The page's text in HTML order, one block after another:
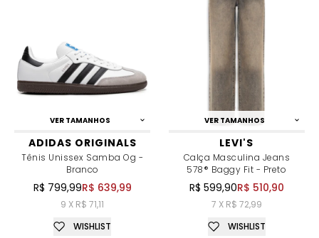
VER TAMANHOS
ADIDAS ORIGINALS
Tênis Unissex Samba Og -
Branco
R$ 799,99R$ 639,99
9 X R$ 71,11
WISHLIST
VER TAMANHOS
LEVI'S
Calça Masculina Jeans
578® Baggy Fit - Preto
R$ 599,90R$ 510,90
7 X R$ 72,99
WISHLIST